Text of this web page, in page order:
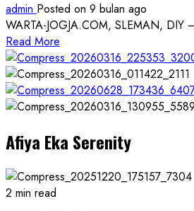
admin Posted on 9 bulan ago
WARTA-JOGJA.COM, SLEMAN, DIY
Read More
more
about
Wujud
Investasi
Publik,
Kabaharkam
Polri
Distribusikan
Afiya Eka Serenity
2 min read